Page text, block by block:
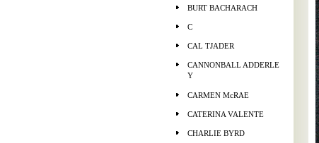
BURT BACHARACH
C
CAL TJADER
CANNONBALL ADDERLE
Y
CARMEN McRAE
CATERINA VALENTE
CHARLIE BYRD